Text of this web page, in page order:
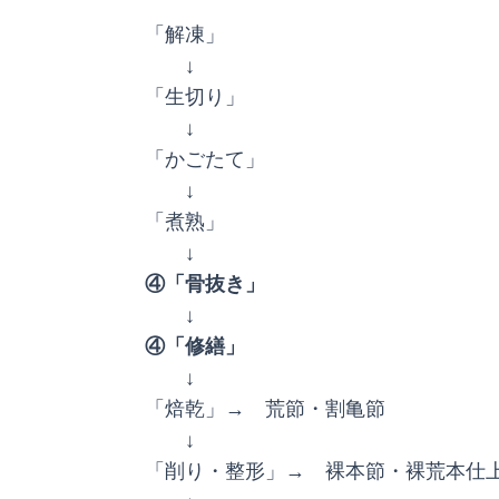
「解凍」
↓
「生切り」
↓
「かごたて」
↓
「煮熟」
↓
④「骨抜き」
↓
④「修繕」
↓
「焙乾」→ 荒節・割亀節
↓
「削り・整形」→ 裸本節・裸荒本仕